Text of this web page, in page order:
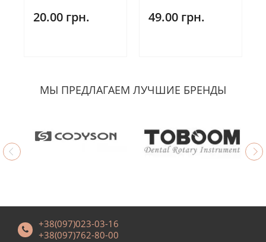
20.00 грн. 49.00 грн.
МЫ ПРЕДЛАГАЕМ ЛУЧШИЕ БРЕНДЫ
+38(097)023-03-16
+38(097)762-80-00